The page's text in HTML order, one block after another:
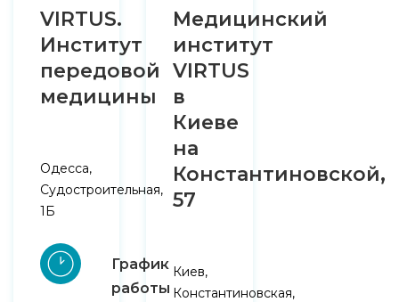
VIRTUS.
Институт
передовой
медицины
Одесса,
Судостроительная,
1Б
График
работы
Медицинский
институт
VIRTUS
в
Киеве
на
Константиновской,
57
Киев,
Константиновская,